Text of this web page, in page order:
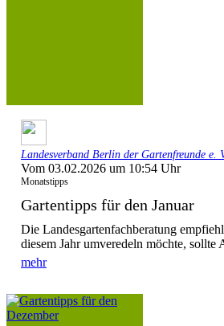
Landesverband Berlin der Gartenfreunde e.
Vom 03.02.2026 um 10:54 Uhr
Monatstipps
Gartentipps für den Januar
Die Landesgartenfachberatung
diesem Jahr umveredeln möchte,
mehr